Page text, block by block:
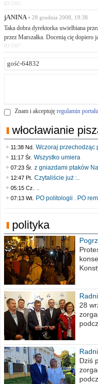
ID:5365
jANINA • 28 grudnia 2008, 19:38
Taka dobra dyrektorka uwielbiana
przez Marszałka. Docenią cię dopiero
ID:5367
Znam i akceptuję regulamin portalu
włocławianie
11:38 Nd. Wczoraj przechodząc
11:17 Śr. Wszystko umiera
07:23 Śr. z gniazdami ptaków
12:47 Pt. Czytaliście już :..
05:15 Cz. ..
07:13 Wt. PO politologii . PO
polityka
na
28
Dziś